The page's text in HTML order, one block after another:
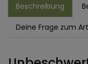
Beschreibung
Deine Frage zum